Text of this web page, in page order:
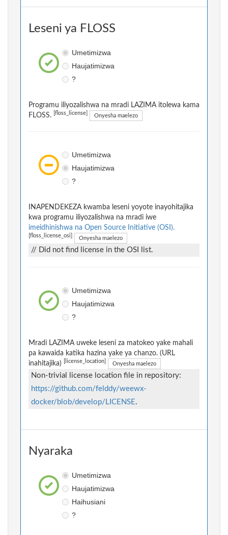
Leseni ya FLOSS
Umetimizwa
Haujatimizwa
?
Programu iliyozalishwa na mradi LAZIMA itolewa kama
FLOSS.
[floss_license] Onyesha maelezo
Umetimizwa
Haujatimizwa
?
INAPENDEKEZA kwamba leseni yoyote inayohitajika
kwa programu iliyozalishwa na mradi iwe
imeidhinishwa na Open Source Initiative (OSI).
[floss_license_osi] Onyesha maelezo
// Did not find license in the OSI list.
Umetimizwa
Haujatimizwa
?
Mradi LAZIMA uweke leseni za matokeo yake mahali
pa kawaida katika hazina yake ya chanzo. (URL
inahitajika)
[license_location] Onyesha maelezo
Non-trivial license location file in repository:
https://github.com/felddy/weewx-
docker/blob/develop/LICENSE.
Nyaraka
Umetimizwa
Haujatimizwa
Haihusiani
?